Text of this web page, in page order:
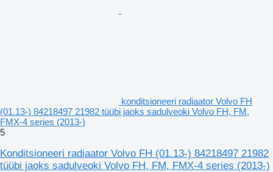
konditsioneeri radiaator Volvo FH
(01.13-) 84218497 21982 tüübi jaoks sadulveoki Volvo FH, FM,
FMX-4 series (2013-)
5
Konditsioneeri radiaator Volvo FH (01.13-) 84218497 21982
tüübi jaoks sadulveoki Volvo FH, FM, FMX-4 series (2013-)